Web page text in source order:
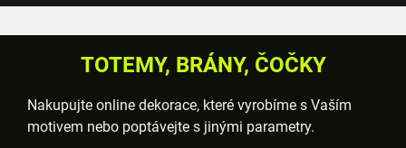
TOTEMY, BRÁNY, ČOČKY
Nakupujte online dekorace, které vyrobíme s Vaším
motivem nebo poptávejte s jinými parametry.